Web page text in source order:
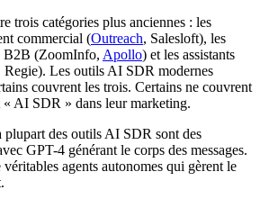
trois catégories plus anciennes : les
commercial (Outreach, Salesloft), les
B2B (ZoomInfo, Apollo) et les assistants
Regie). Les outils AI SDR modernes
couvrent les trois. Certains ne couvrent
« AI SDR » dans leur marketing.
plupart des outils AI SDR sont des
GPT-4 générant le corps des messages.
agents autonomes qui gèrent le